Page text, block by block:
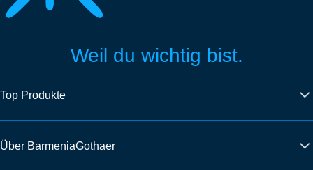
Weil du wichtig bist.
Top Produkte
Über BarmeniaGothaer